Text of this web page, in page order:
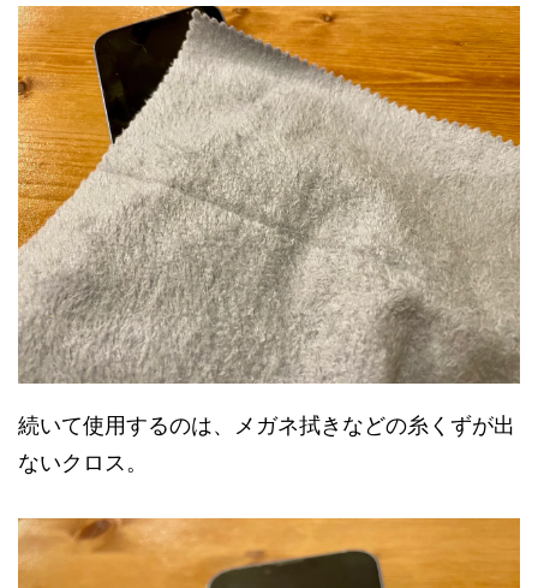
続いて使用するのは、メガネ拭きなどの糸くずが出
ないクロス。